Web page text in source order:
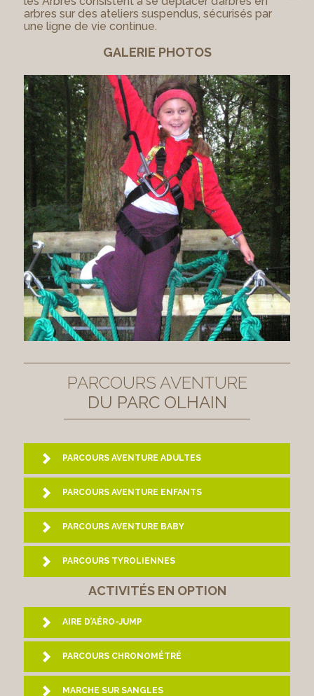
arbres sur des ateliers suspendus, sécurisés par
une ligne de vie continue.
GALERIE PHOTOS
PARCOURS AVENTURE
DU PARC OLHAIN
PARCOURS AVENTURE ADULTES
PARCOURS AVENTURE ENFANTS
PARCOURS AVENTURE BABY
PARCOURS TYROLIENNES
ACTIVITÉS EN OPTION
AIRE D’AÉRO-JUMP
PARCOURS CHRONOMÉTRÉ
MARCHE SUR SANGLES